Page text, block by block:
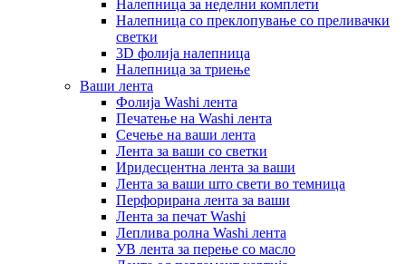
Налепница за неделни комплети
Налепница со преклопување со преливачки
светки
3D фолија налепница
Налепница за триење
Ваши лента
Фолија Washi лента
Печатење на Washi лента
Сечење на ваши лента
Лента за ваши со светки
Иридесцентна лента за ваши
Лента за ваши што свети во темница
Перфорирана лента за ваши
Лента за печат Washi
Леплива ролна Washi лента
УВ лента за перење со масло